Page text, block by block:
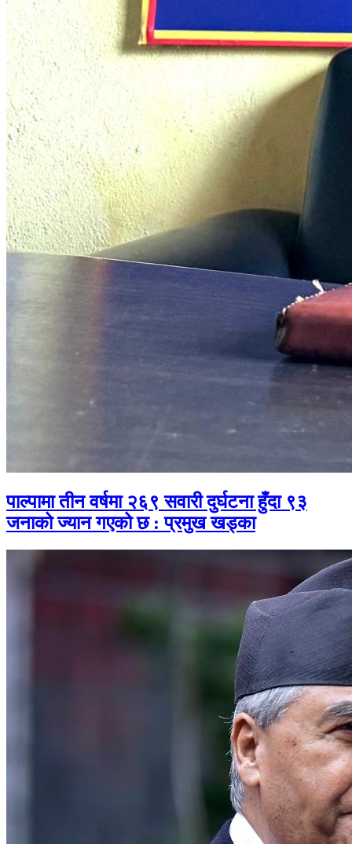
पाल्पामा तीन वर्षमा २६९ सवारी दुर्घटना हुँदा ९३
जनाको ज्यान गएको छ : प्रमुख खड्का